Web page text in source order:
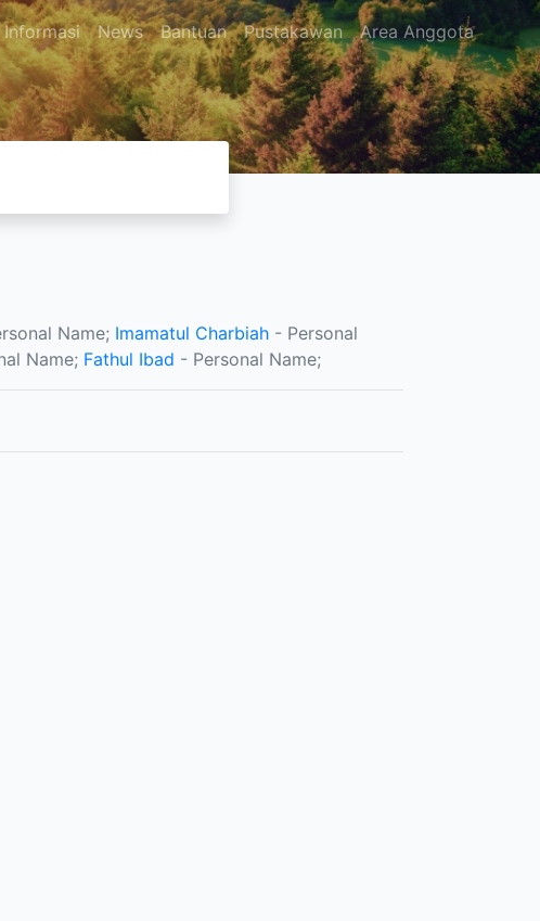
Informasi News Bantuan Pustakawan Area Anggota
Name; Imamatul Charbiah - Personal
Name; Fathul Ibad - Personal Name;